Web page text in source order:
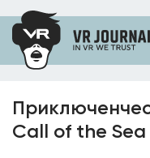
Call of the